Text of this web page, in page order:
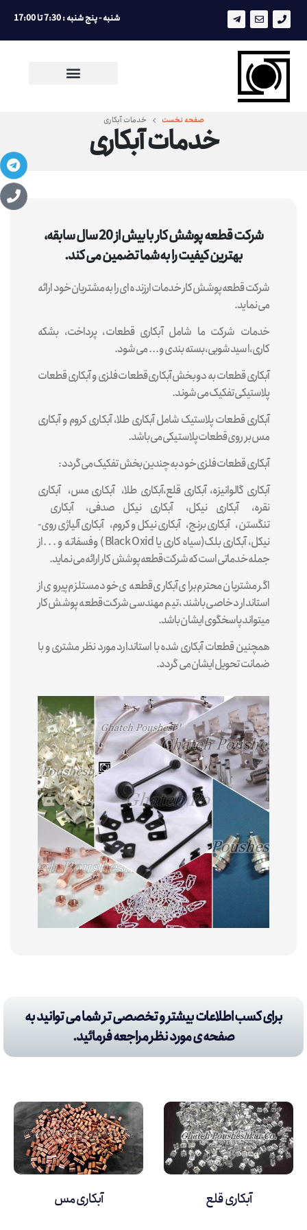
شنبه - پنج شنبه : 7:30 تا 17:00
صفحه نخست خدمات آبکاری
خدمات آبکاری
شرکت قطعه پوشش کار با بیش از 20 سال سابقه،
بهترین کیفیت را به شما تضمین می کند.
شرکت قطعه پوشش کار خدمات ارزنده ای را به مشتریان خود ارائه
می نماید.
خدمات شرکت ما شامل آبکاری قطعات، پرداخت، بشکه
کاری،اسید شویی، بسته بندی و . . . می شود.
آبکاری قطعات به دو بخش آبکاری قطعات فلزی و آبکاری قطعات
پلاستیکی تفکیک می شوند.
آبکاری قطعات پلاستیک شامل آبکاری طلا، آبکاری کروم و آبکاری
مس بر روی قطعات پلاستیکی می باشد.
آبکاری قطعات فلزی خود به چندین بخش تفکیک می گردد:
آبکاری گالوانیزه، آبکاری قلع،آبکاری طلا، آبکاری مس، آبکاری
نقره، آبکاری نیکل، آبکاری نیکل صدفی، آبکاری
تنگستن، آبکاری برنج، آبکاری نیکل و کروم، آبکاری آلیاژی روی-
نیکل، آبکاری بلک(سیاه کاری یا Black Oxid) و فسفاته و . . . از
جمله خدماتی است که شرکت قطعه پوشش کار ارائه می نماید.
اگر مشتریان محترم برای آبکاری قطعه ی خود مستلزم پیروی از
استاندارد خاصی باشند، تیم مهندسی شرکت قطعه پوشش کار
میتواند پاسخگوی ایشان باشد.
همچنین قطعات آبکاری شده با استاندارد مورد نظر مشتری و با
ضمانت تحویل ایشان می گردد.
برای کسب اطلاعات بیشتر و تخصصی تر شما می توانید به
صفحه ی مورد نظر مراجعه فرمائید.
آبکاری قلع آبکاری مس